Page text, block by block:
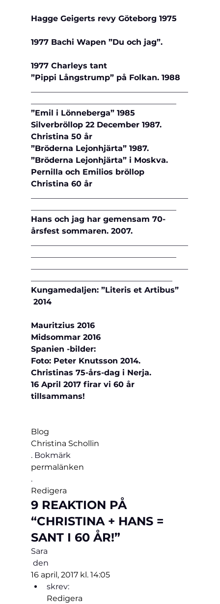
Hagge Geigerts revy Göteborg 1975
1977 Bachi Wapen ”Du och jag”.
1977 Charleys tant
”Pippi Långstrump” på Folkan. 1988
”Emil i Lönneberga” 1985
Silverbröllop 22 December 1987.
Christina 50 år
”Bröderna Lejonhjärta” 1987.
”Bröderna Lejonhjärta” i Moskva.
Pernilla och Emilios bröllop
Christina 60 år
Hans och jag har gemensam 70-
årsfest sommaren. 2007.
Kungamedaljen: ”Literis et Artibus”
2014
Mauritzius 2016
Midsommar 2016
Spanien -bilder:
Foto: Peter Knutsson 2014.
Christinas 75-års-dag i Nerja.
16 April 2017 firar vi 60 år
tillsammans!
Blog
Christina Schollin
. Bokmärk
permalänken
.
Redigera
9 REAKTION PÅ
“CHRISTINA + HANS =
SANT I 60 ÅR!”
Sara
den
16 april, 2017 kl. 14:05
skrev:
Redigera